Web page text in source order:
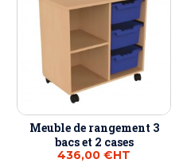
Meuble de rangement 3
bacs et 2 cases
436,00 €HT